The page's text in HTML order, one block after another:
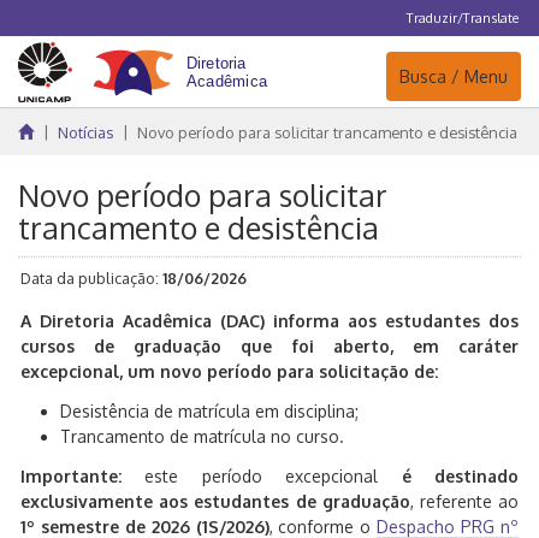
Traduzir/Translate
Navegação
Busca / Menu
Notícias Novo período para solicitar trancamento e desistência
Novo período para solicitar
trancamento e desistência
Data da publicação: 18/06/2026
A Diretoria Acadêmica (DAC) informa aos estudantes dos
cursos de graduação que foi aberto, em caráter
excepcional, um novo período para solicitação de:
Desistência de matrícula em disciplina;
Trancamento de matrícula no curso.
Importante: este período excepcional é destinado
exclusivamente aos estudantes de graduação, referente ao
1º semestre de 2026 (1S/2026), conforme oDespacho PRG nº